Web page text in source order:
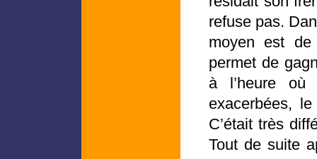
refuse pas.
moyen est
permet de
à l’heure où
exacerbées,
C’était très
Tout de suite